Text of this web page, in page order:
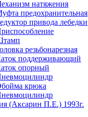
натяжения
предохранительная
привода лебедки
резьбонарезная
поддерживающий
опорный
крюка
(Аксарин П.Е.) 1993г.